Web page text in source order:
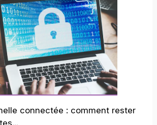
connectée : comment rester